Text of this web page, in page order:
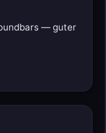
— guter